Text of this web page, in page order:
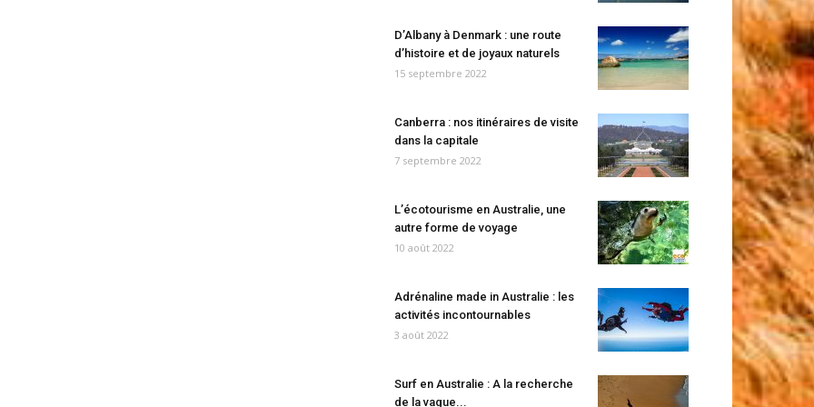
D’Albany à Denmark : une route
d’histoire et de joyaux naturels
15 septembre 2022
Canberra : nos itinéraires de visite
dans la capitale
7 septembre 2022
L’écotourisme en Australie, une
autre forme de voyage
10 août 2022
Adrénaline made in Australie : les
activités incontournables
3 août 2022
Surf en Australie : A la recherche
de la vague...